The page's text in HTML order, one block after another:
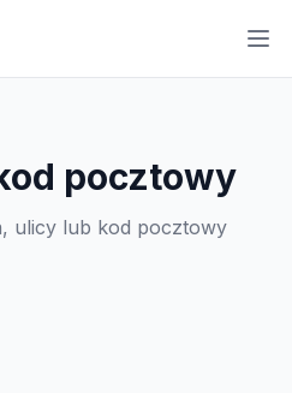
pocztowy
ulicy lub kod pocztowy